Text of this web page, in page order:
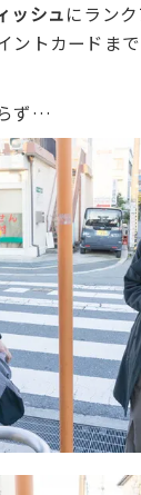
ッシュにラン
ントカードま
ず…